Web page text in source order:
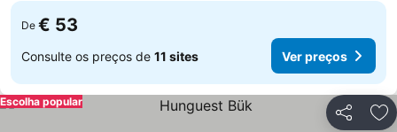
De € 53
Consulte os preços de 11 sites Ver preços
Partilhar
Escolha popular